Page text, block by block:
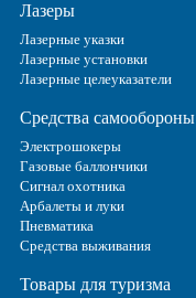
Лазеры
Лазерные указки
Лазерные установки
Лазерные целеуказатели
Средства самообороны
Электрошокеры
Газовые баллончики
Сигнал охотника
Арбалеты и луки
Пневматика
Средства выживания
Товары для туризма